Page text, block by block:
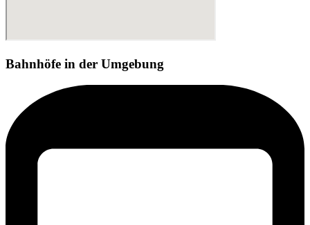
Bahnhöfe in der Umgebung